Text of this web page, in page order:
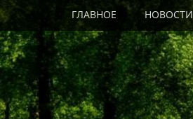
Skip
content
Primary Menu
ГЛАВНОЕ НОВОСТИ